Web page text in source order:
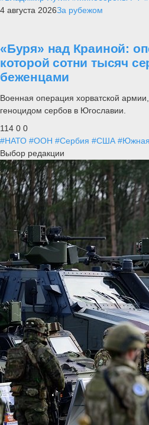
4 августа 2026За рубежом
«Буря» над Краиной:
которой сотни тысяч
беженцами
Военная операция хорватской
геноцидом сербов в Югославии.
114 0 0
#НАТО #ООН #Сербия #США
Выбор редакции